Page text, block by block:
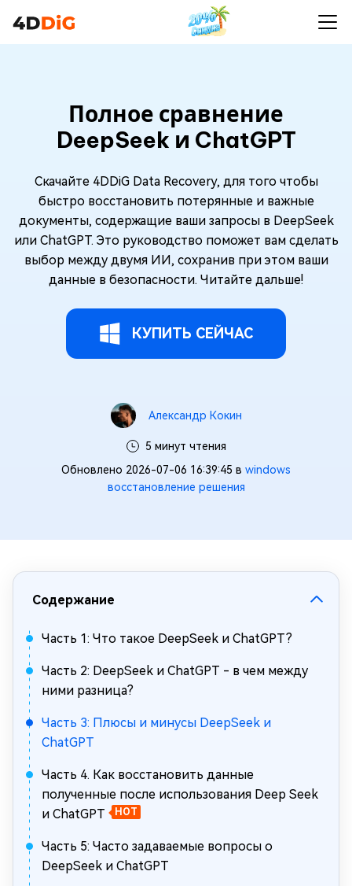
Полное сравнение
DeepSeek и ChatGPT
Скачайте 4DDiG Data Recovery, для того чтобы
быстро восстановить потерянные и важные
документы, содержащие ваши запросы в DeepSeek
или ChatGPT. Это руководство поможет вам сделать
выбор между двумя ИИ, сохранив при этом ваши
данные в безопасности. Читайте дальше!
КУПИТЬ СЕЙЧАС
Александр Кокин
5 минут чтения
Обновлено 2026-07-06 16:39:45 в windows
восстановление решения
Содержание
Часть 1: Что такое DeepSeek и ChatGPT?
Часть 2: DeepSeek и ChatGPT - в чем между
ними разница?
Часть 3: Плюсы и минусы DeepSeek и
ChatGPT
Часть 4. Как восстановить данные
полученные после использования Deep Seek
и ChatGPT
HOT
Часть 5: Часто задаваемые вопросы о
DeepSeek и ChatGPT